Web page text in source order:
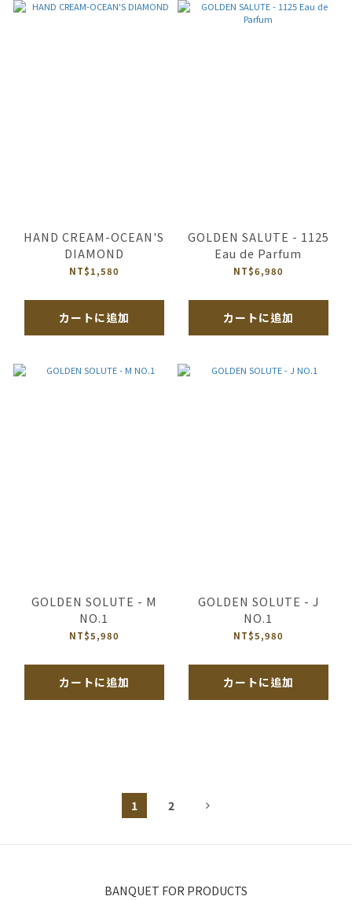
HAND CREAM-OCEAN'S
DIAMOND
NT$1,580
カートに追加
GOLDEN SALUTE - 1125
Eau de Parfum
NT$6,980
カートに追加
GOLDEN SOLUTE - M
NO.1
NT$5,980
カートに追加
GOLDEN SOLUTE - J
NO.1
NT$5,980
カートに追加
1 2
BANQUET FOR PRODUCTS